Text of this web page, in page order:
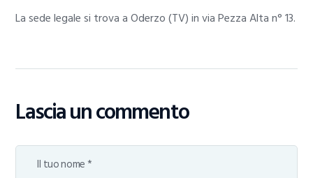
La sede legale si trova a Oderzo (TV) in via Pezza Alta n° 13.
Lascia un commento